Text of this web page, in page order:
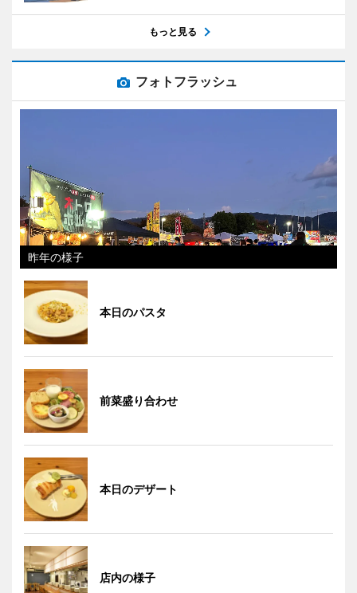
もっと見る
フォトフラッシュ
昨年の様子
本日のパスタ
前菜盛り合わせ
本日のデザート
店内の様子